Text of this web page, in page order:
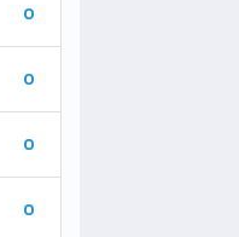
0
0
0
0